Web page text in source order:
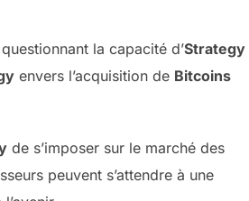
la capacité d’Strategy
envers l’acquisition de Bitcoins
de s’imposer sur le marché des
peuvent s’attendre à une